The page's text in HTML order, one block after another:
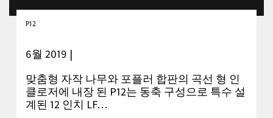
P12
6월 2019 |
맞춤형 자작 나무와 포플러 합판의 곡선 형 인
클로저에 내장 된 P12는 동축 구성으로 특수 설
계된 12 인치 LF…